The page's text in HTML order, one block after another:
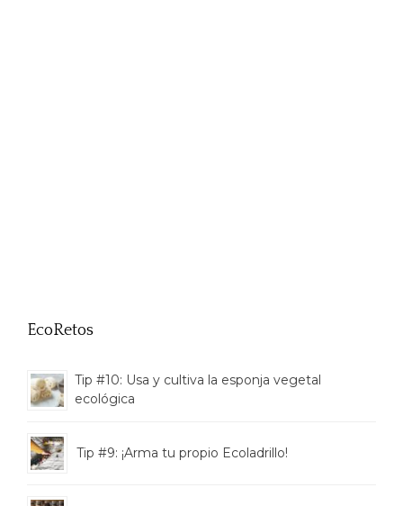
EcoRetos
Tip #10: Usa y cultiva la esponja vegetal
ecológica
Tip #9: ¡Arma tu propio Ecoladrillo!